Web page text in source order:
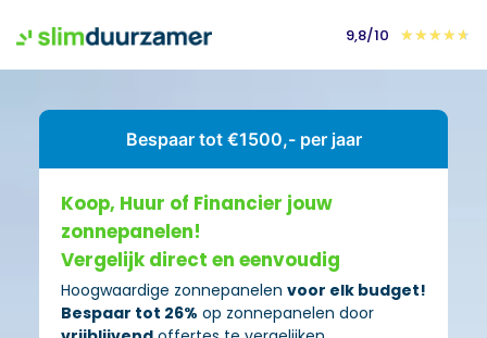
9,8/10 ★★★★★
Bespaar tot €1500,- per jaar
Koop, Huur of Financier jouw
zonnepanelen!
Vergelijk direct en eenvoudig
Hoogwaardige zonnepanelen voor elk budget!
Bespaar tot 26% op zonnepanelen door